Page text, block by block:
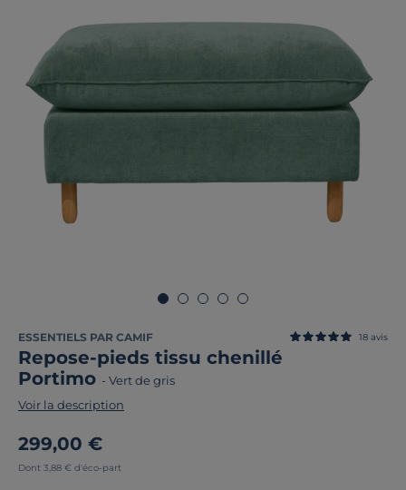
ESSENTIELS PAR CAMIF
Repose-pieds tissu chenillé
Portimo - Vert de gris
18 avis
Voir la description
299,00 €
Dont 3,88 € d'éco-part